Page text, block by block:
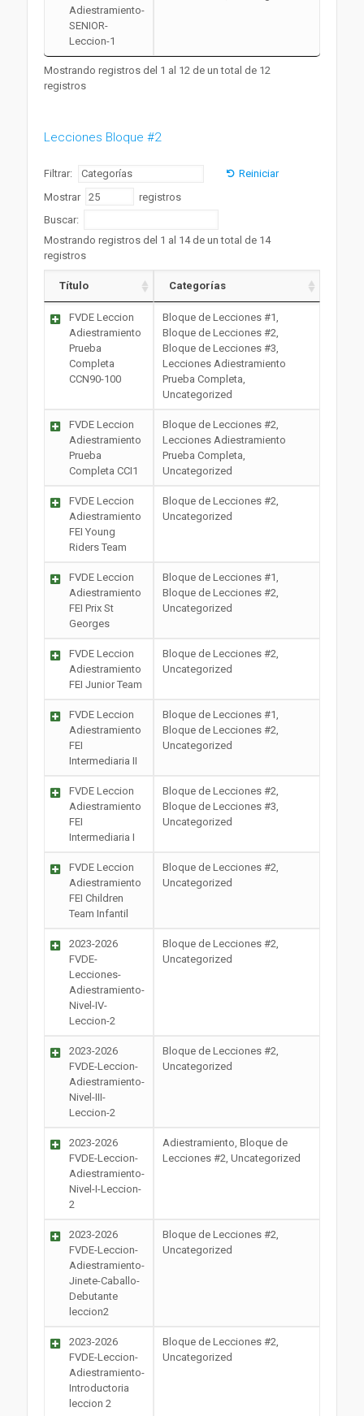
Adiestramiento-
SENIOR-
Leccion-1
Mostrando registros del 1 al 12 de un total de 12
registros
Lecciones Bloque #2
Filtrar:
Reiniciar
Mostrar
registros
Buscar:
Mostrando registros del 1 al 14 de un total de 14
registros
Título Categorías
FVDE Leccion
Adiestramiento
Prueba
Completa
CCN90-100
Bloque de Lecciones #1,
Bloque de Lecciones #2,
Bloque de Lecciones #3,
Lecciones Adiestramiento
Prueba Completa,
Uncategorized
FVDE Leccion
Adiestramiento
Prueba
Completa CCI1
Bloque de Lecciones #2,
Lecciones Adiestramiento
Prueba Completa,
Uncategorized
FVDE Leccion
Adiestramiento
FEI Young
Riders Team
Bloque de Lecciones #2,
Uncategorized
FVDE Leccion
Adiestramiento
FEI Prix St
Georges
Bloque de Lecciones #1,
Bloque de Lecciones #2,
Uncategorized
FVDE Leccion
Adiestramiento
FEI Junior Team
Bloque de Lecciones #2,
Uncategorized
FVDE Leccion
Adiestramiento
FEI
Intermediaria II
Bloque de Lecciones #1,
Bloque de Lecciones #2,
Uncategorized
FVDE Leccion
Adiestramiento
FEI
Intermediaria I
Bloque de Lecciones #2,
Bloque de Lecciones #3,
Uncategorized
FVDE Leccion
Adiestramiento
FEI Children
Team Infantil
Bloque de Lecciones #2,
Uncategorized
2023-2026
FVDE-
Lecciones-
Adiestramiento-
Nivel-IV-
Leccion-2
Bloque de Lecciones #2,
Uncategorized
2023-2026
FVDE-Leccion-
Adiestramiento-
Nivel-III-
Leccion-2
Bloque de Lecciones #2,
Uncategorized
2023-2026
FVDE-Leccion-
Adiestramiento-
Nivel-I-Leccion-
2
Adiestramiento, Bloque de
Lecciones #2, Uncategorized
2023-2026
FVDE-Leccion-
Adiestramiento-
Jinete-Caballo-
Debutante
leccion2
Bloque de Lecciones #2,
Uncategorized
2023-2026
FVDE-Leccion-
Adiestramiento-
Introductoria
leccion 2
Bloque de Lecciones #2,
Uncategorized